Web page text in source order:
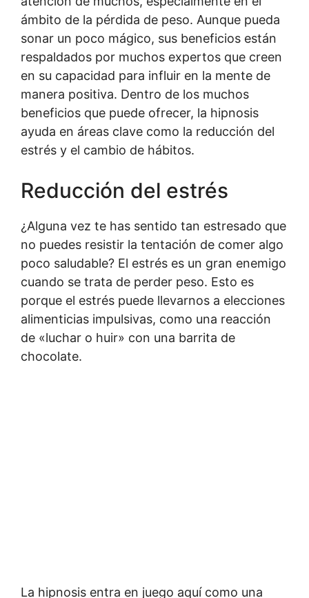
ámbito de la pérdida de peso. Aunque pueda
sonar un poco mágico, sus beneficios están
respaldados por muchos expertos que creen
en su capacidad para influir en la mente de
manera positiva. Dentro de los muchos
beneficios que puede ofrecer, la hipnosis
ayuda en áreas clave como la reducción del
estrés y el cambio de hábitos.
Reducción del estrés
¿Alguna vez te has sentido tan estresado que
no puedes resistir la tentación de comer algo
poco saludable? El estrés es un gran enemigo
cuando se trata de perder peso. Esto es
porque el estrés puede llevarnos a elecciones
alimenticias impulsivas, como una reacción
de «luchar o huir» con una barrita de
chocolate.
La hipnosis entra en juego aquí como una